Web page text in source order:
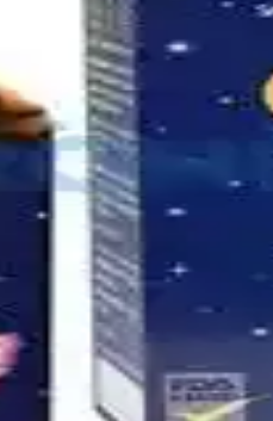
ürün yelpazesiyle günlük
alışkanlıklarının kazanılması
Rehberi
gibi önemli özelliklere dikkat
Rehberi
rahatlatır. Kullanım
Saklama